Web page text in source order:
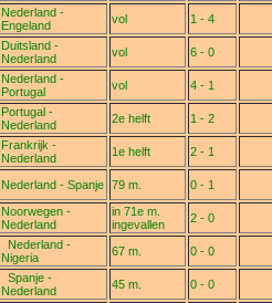
Nederland -
Engeland
vol
1 - 4
Duitsland -
Nederland
vol
6 - 0
Nederland -
Portugal
vol
4 - 1
Portugal -
Nederland
2e helft
1 - 2
Frankrijk -
Nederland
1e helft
2 - 1
Nederland - Spanje 79 m.
0 - 1
Noorwegen -
Nederland
in 71e m.
ingevallen
2 - 0
Nederland -
Nigeria
67 m.
0 - 0
Spanje -
Nederland
45 m.
0 - 0